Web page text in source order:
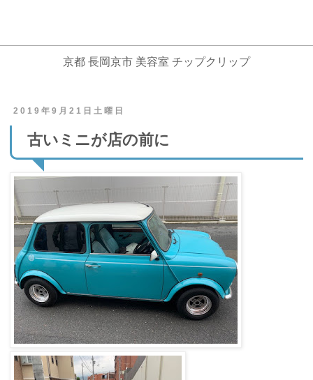
京都 長岡京市 美容室 チップクリップ
2019年9月21日土曜日
古いミニが店の前に